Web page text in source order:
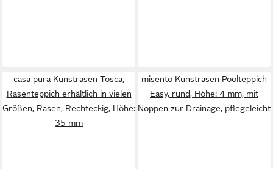
casa pura Kunstrasen Tosca,
Rasenteppich erhältlich in vielen
Größen, Rasen, Rechteckig, Höhe:
35 mm
misento Kunstrasen Poolteppich
Easy, rund, Höhe: 4 mm, mit
Noppen zur Drainage, pflegeleicht